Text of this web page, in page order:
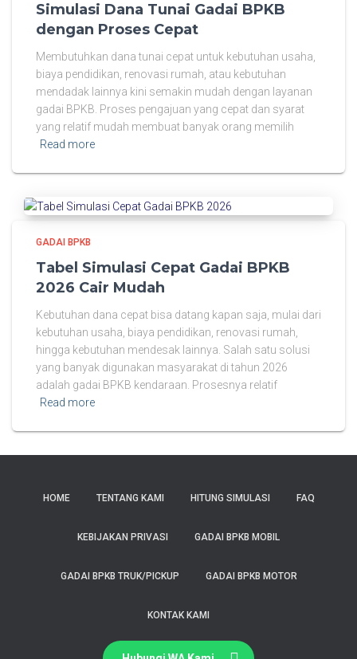
Simulasi Dana Tunai Gadai BPKB
dengan Proses Cepat
Membutuhkan dana tunai cepat untuk kebutuhan usaha,
biaya pendidikan, renovasi rumah, atau kebutuhan
mendadak lainnya kini semakin mudah dengan layanan
gadai BPKB. Proses pengajuan yang cepat dan syarat
yang relatif mudah membuat banyak orang memilih
Read more
GADAI BPKB
Tabel Simulasi Cepat Gadai BPKB
2026 Cair Mudah
Kebutuhan dana cepat bisa datang kapan saja, mulai dari
kebutuhan usaha, biaya pendidikan, renovasi rumah,
hingga kebutuhan mendesak lainnya. Salah satu solusi
yang banyak digunakan masyarakat di tahun 2026
adalah gadai BPKB kendaraan. Prosesnya relatif
Read more
HOME TENTANG KAMI HITUNG SIMULASI FAQ
KEBIJAKAN PRIVASI GADAI BPKB MOBIL
GADAI BPKB TRUK/PICKUP GADAI BPKB MOTOR
KONTAK KAMI